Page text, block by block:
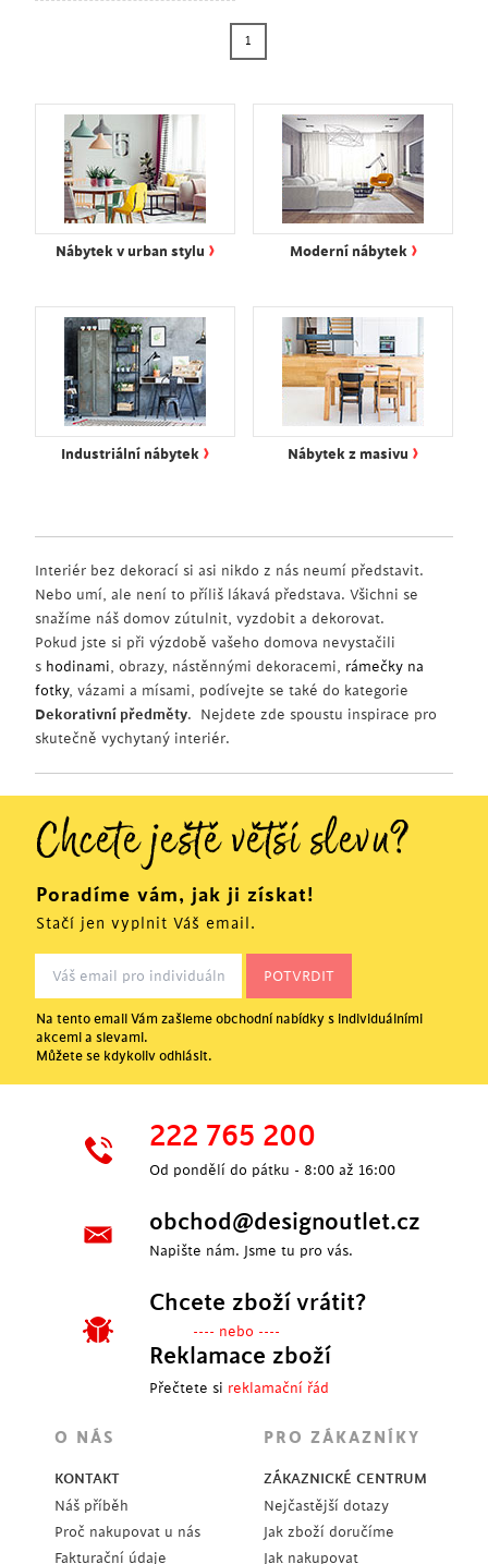
1
Nábytek v urban stylu › Moderní nábytek ›
Industriální nábytek › Nábytek z masivu ›
Interiér bez dekorací si asi nikdo z nás neumí představit.
Nebo umí, ale není to příliš lákavá představa. Všichni se
snažíme náš domov zútulnit, vyzdobit a dekorovat.
Pokud jste si při výzdobě vašeho domova nevystačili
s hodinami , obrazy, nástěnnými dekoracemi, rámečky na
fotky, vázami a mísami, podívejte se také do kategorie
Dekorativní předměty. Nejdete zde spoustu inspirace pro
skutečně vychytaný interiér.
Chcete ještě větší slevu?
Poradíme vám, jak ji získat!
Stačí jen vyplnit Váš email.
Na tento email Vám zašleme obchodní nabídky s individuálními
akcemi a slevami.
Můžete se kdykoliv odhlásit.
222 765 200
Od pondělí do pátku - 8:00 až 16:00
obchod@designoutlet.cz
Napište nám. Jsme tu pro vás.
Chcete zboží vrátit?
---- nebo ----
Reklamace zboží
Přečtete si reklamační řád
O NÁS
KONTAKT
Náš příběh
Proč nakupovat u nás
Fakturační údaje
PRO ZÁKAZNÍKY
ZÁKAZNICKÉ CENTRUM
Nejčastější dotazy
Jak zboží doručíme
Jak nakupovat